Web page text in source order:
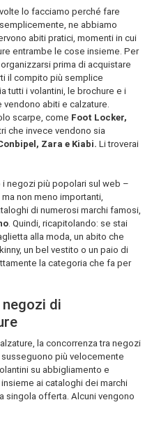
lo facciamo perché fare
ne abbiamo
abiti pratici, momenti in cui
entrambe le cose insieme. Per
prima di acquistare
il compito più semplice
tutti i volantini, le brochure e i
abiti e calzature.
scarpe, come Foot Locker,
che invece vendono sia
Zara e Kiabi. Li troverai
negozi più popolari sul web –
non meno importanti,
di numerosi marchi famosi,
. Quindi, ricapitolando: se stai
alla moda, un abito che
un bel vestito o un paio di
la categoria che fa per
di
la concorrenza tra negozi
più velocemente
su abbigliamento e
ai cataloghi dei marchi
singola offerta. Alcuni vengono